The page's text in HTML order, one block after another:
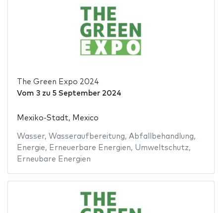
The Green Expo 2024
Vom 3zu 5 September 2024
Mexiko-Stadt, Mexico
Wasser, Wasseraufbereitung, Abfallbehandlung,
Energie, Erneuerbare Energien, Umweltschutz,
Erneubare Energien